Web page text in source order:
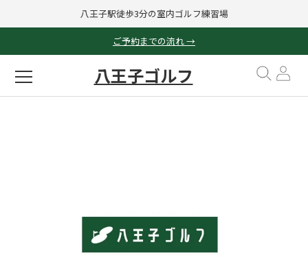
八王子駅徒歩3分の室内ゴルフ練習場
ご予約までの流れ →
八王子ゴルフ